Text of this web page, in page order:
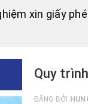
xin giấy
Quy
ĐĂNG BỞI